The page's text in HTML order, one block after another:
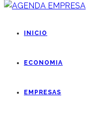
INICIO
ECONOMIA
EMPRESAS